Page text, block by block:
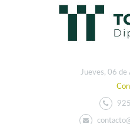
Jueves, 06 de